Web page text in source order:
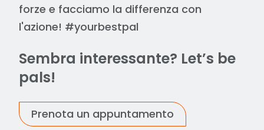
forze e facciamo la differenza con
l'azione! #yourbestpal
Sembra interessante? Let’s be
pals!
Prenota un appuntamento